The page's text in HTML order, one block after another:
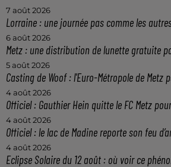
7 août 2026
Lorraine : une journée pas comme les
6 août 2026
Metz : une distribution de lunette gratuite
5 août 2026
Casting de Woof : l'Euro-Métropole de Metz
4 août 2026
Officiel : Gauthier Hein quitte le FC Metz pour
4 août 2026
Officiel : le lac de Madine reporte son feu
4 août 2026
Eclipse Solaire du 12 août : où voir ce